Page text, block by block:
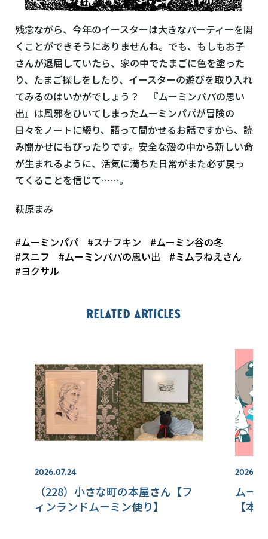
残念ながら、今年のイースターは大きなパーティーを開
くことができそうにありませんね。でも、もしもお子
さんが退屈していたら、家の中でたまごに色を塗った
り、たまご探しをしたり、イースターの遊びを取り入れ
てみるのはいかがでしょう？ 『ムーミンパパの思い
出』は風邪をひいてしまったムーミンパパが冒険の
日々をノートに綴り、語って聞かせるお話ですから、読
み聞かせにもぴったりです。安全な殻の中から新しい命
が生まれるように、活気に満ちた日常がまた必ず戻っ
てくることを信じて……。
萩原まみ
#ムーミンパパ #スナフキン
#ムーミン谷の冬
#スニフ
#ムーミンパパの思い出
#ミムラねえさん
#ヨクサル
Related articles
2026.07.24
（228）小さな町の本屋さん【フ
ィンランドムーミン便り】
ムー
【本